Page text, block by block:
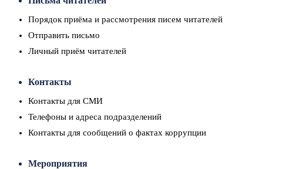
Порядок приёма и рассмотрения писем читателей
Отправить письмо
Личный приём читателей
Контакты
Контакты для СМИ
Телефоны и адреса подразделений
Контакты для сообщений о фактах коррупции
Мероприятия